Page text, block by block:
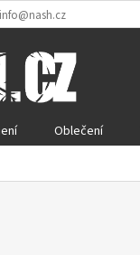
info@nash.cz
Oblečení